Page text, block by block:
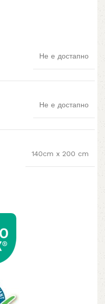
Не е достапно
Не е достапно
140cm x 200 cm